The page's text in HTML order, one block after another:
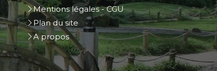
Mentions légales - CGU
Plan du site
A propos